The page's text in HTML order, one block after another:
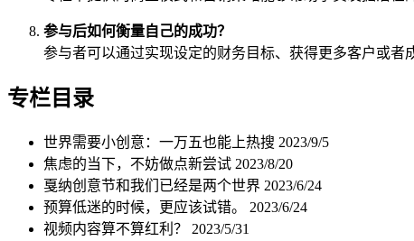
参与后如何衡量自己的成功？
参与者可以通过实现设定的财务目标、获得更多客户或者
专栏目录
世界需要小创意：一万五也能上热搜 2023/9/5
焦虑的当下，不妨做点新尝试 2023/8/20
戛纳创意节和我们已经是两个世界 2023/6/24
预算低迷的时候，更应该试错。 2023/6/24
视频内容算不算红利？ 2023/5/31